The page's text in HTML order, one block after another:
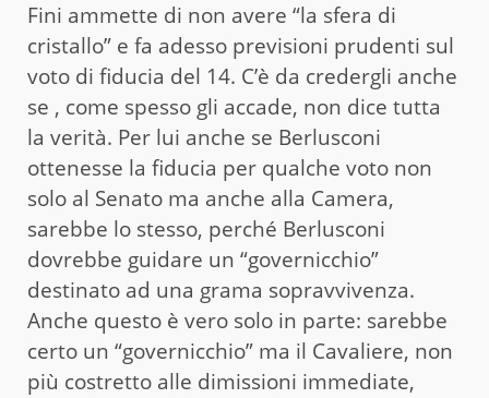
Fini ammette di non avere “la sfera di
cristallo” e fa adesso previsioni prudenti sul
voto di fiducia del 14. C’è da credergli anche
se , come spesso gli accade, non dice tutta
la verità. Per lui anche se Berlusconi
ottenesse la fiducia per qualche voto non
solo al Senato ma anche alla Camera,
sarebbe lo stesso, perché Berlusconi
dovrebbe guidare un “governicchio”
destinato ad una grama sopravvivenza.
Anche questo è vero solo in parte: sarebbe
certo un “governicchio” ma il Cavaliere, non
più costretto alle dimissioni immediate,